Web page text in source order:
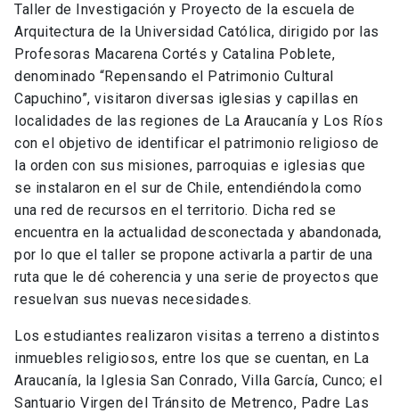
Taller de Investigación y Proyecto de la escuela de
Arquitectura de la Universidad Católica, dirigido por las
Profesoras Macarena Cortés y Catalina Poblete,
denominado “Repensando el Patrimonio Cultural
Capuchino”, visitaron diversas iglesias y capillas en
localidades de las regiones de La Araucanía y Los Ríos
con el objetivo de identificar el patrimonio religioso de
la orden con sus misiones, parroquias e iglesias que
se instalaron en el sur de Chile, entendiéndola como
una red de recursos en el territorio. Dicha red se
encuentra en la actualidad desconectada y abandonada,
por lo que el taller se propone activarla a partir de una
ruta que le dé coherencia y una serie de proyectos que
resuelvan sus nuevas necesidades.
Los estudiantes realizaron visitas a terreno a distintos
inmuebles religiosos, entre los que se cuentan, en La
Araucanía, la Iglesia San Conrado, Villa García, Cunco; el
Santuario Virgen del Tránsito de Metrenco, Padre Las